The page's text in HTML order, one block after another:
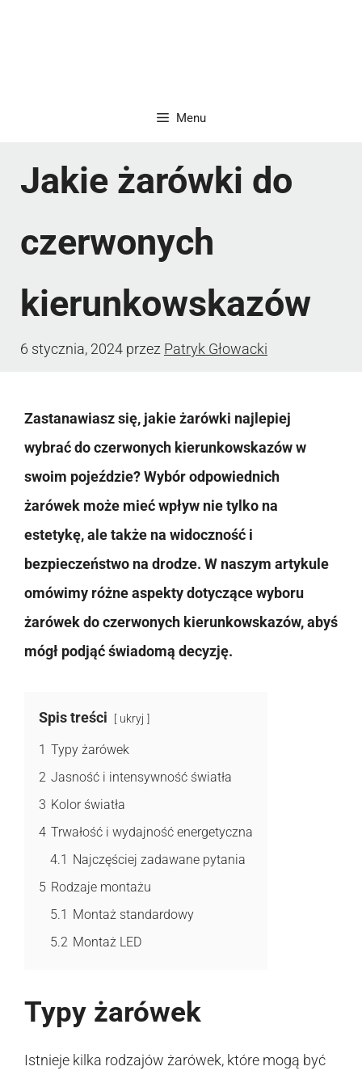
Menu
Jakie żarówki do
czerwonych
kierunkowskazów
6 stycznia, 2024 przez Patryk Głowacki
Zastanawiasz się, jakie żarówki najlepiej
wybrać do czerwonych kierunkowskazów w
swoim pojeździe? Wybór odpowiednich
żarówek może mieć wpływ nie tylko na
estetykę, ale także na widoczność i
bezpieczeństwo na drodze. W naszym artykule
omówimy różne aspekty dotyczące wyboru
żarówek do czerwonych kierunkowskazów, abyś
mógł podjąć świadomą decyzję.
Spis treści ukryj
1 Typy żarówek
2 Jasność i intensywność światła
3 Kolor światła
4 Trwałość i wydajność energetyczna
4.1 Najczęściej zadawane pytania
5 Rodzaje montażu
5.1 Montaż standardowy
5.2 Montaż LED
Typy żarówek
Istnieje kilka rodzajów żarówek, które mogą być